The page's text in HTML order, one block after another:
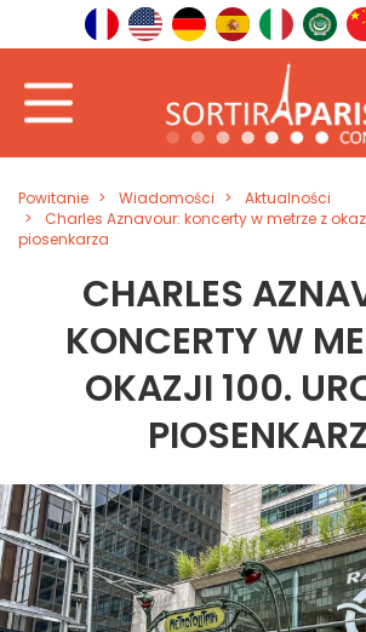
Powitanie Wiadomości
Aktualności
Charles Aznavour: koncerty w metrze z
piosenkarza
CHARLES
KONCERTY W
OKAZJI 100.